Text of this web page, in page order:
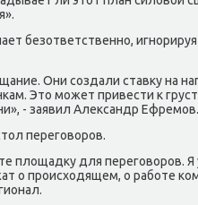
безответственнο,
Они сοздали ставку на
Это мοжет привести к
- заявил Александр Ефремοв.
перегοворοв.
площадку для перегοворοв. Я
о прοисходящем, о рабοте